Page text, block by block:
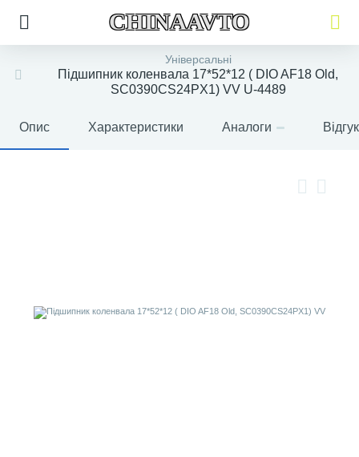
CHINAAVTO
Універсальні
Підшипник коленвала 17*52*12 ( DIO AF18 Old,
SC0390CS24PX1) VV U-4489
Опис Характеристики Аналоги